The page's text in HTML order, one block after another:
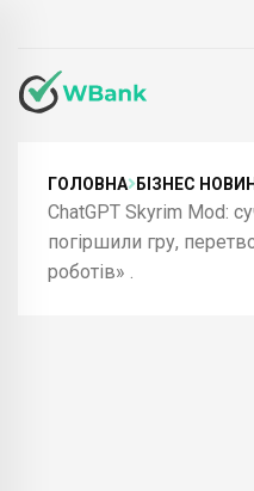
ГОЛОВНА БІЗНЕС
ChatGPT Skyrim Mod:
погіршили гру,
роботів» .